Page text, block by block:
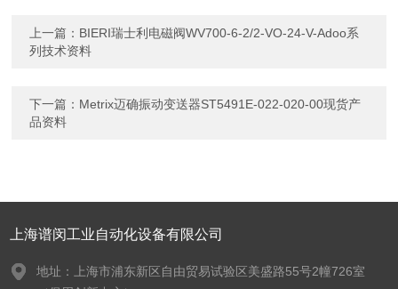
上一篇： BIERI瑞士利电磁阀WV700-6-2/2-VO-24-V-Adoo系
列技术资料
下一篇： Metrix迈确振动变送器ST5491E-022-020-00现货产
品资料
上海谱闵工业自动化设备有限公司
地址：上海市浦东新区自由贸易试验区美盛路55号2幢726室